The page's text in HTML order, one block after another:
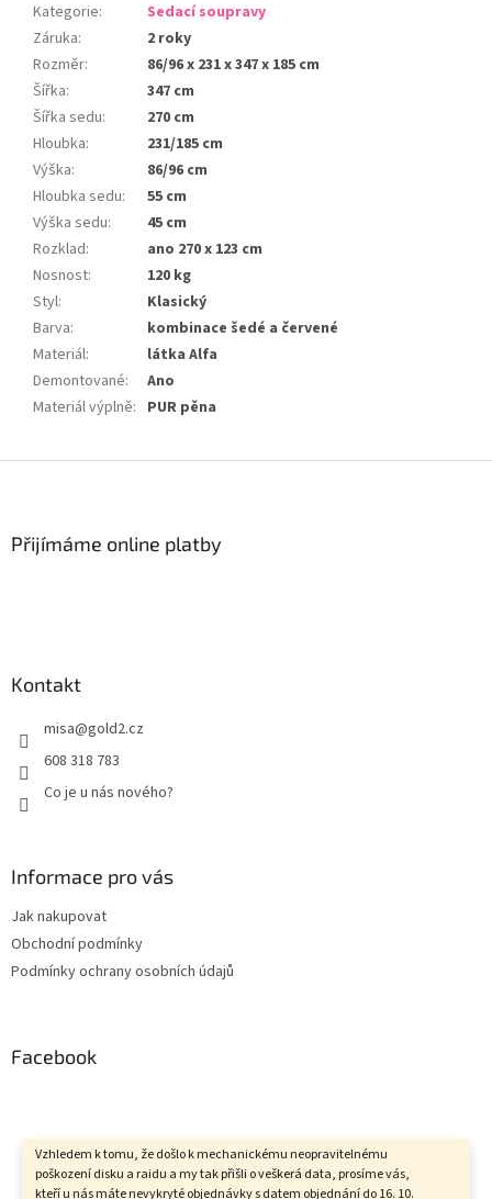
Vzhledem k tomu, že došlo k mechanickému neopravitelnému
poškození disku a raidu a my tak přišli o veškerá data, prosíme vás,
kteří u nás máte nevykryté objednávky s datem objednání do 16. 10.
Kategorie:
Sedací soupravy
Záruka:
2 roky
Rozměr:
86/96 x 231 x 347 x 185 cm
Šířka:
347 cm
Šířka sedu:
270 cm
Hloubka:
231/185 cm
Výška:
86/96 cm
Hloubka sedu:
55 cm
Výška sedu:
45 cm
Rozklad:
ano 270 x 123 cm
Nosnost:
120 kg
Styl:
Klasický
Barva:
kombinace šedé a červené
Materiál:
látka Alfa
Demontované:
Ano
Materiál výplně: PUR pěna
Přijímáme online platby
Kontakt
misa@gold2.cz
608 318 783
Co je u nás nového?
Informace pro vás
Jak nakupovat
Obchodní podmínky
Podmínky ochrany osobních údajů
Facebook
Vytvořil Shoptet